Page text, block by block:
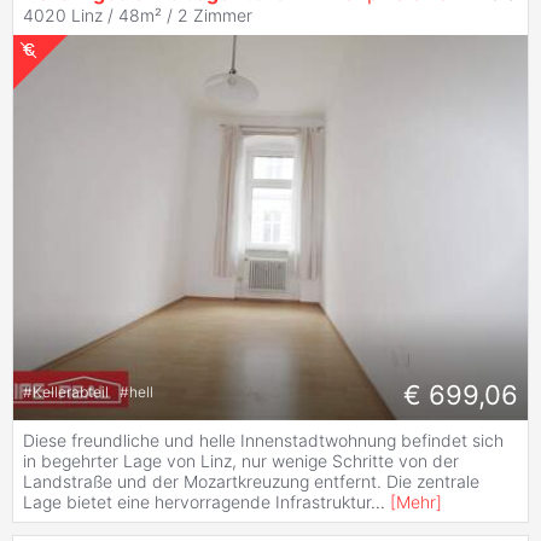
4020 Linz / 48m² / 2 Zimmer
#Kellerabteil #hell € 699,06
Diese freundliche und helle Innenstadtwohnung befindet sich
in begehrter Lage von Linz, nur wenige Schritte von der
Landstraße und der Mozartkreuzung entfernt. Die zentrale
Lage bietet eine hervorragende Infrastruktur... [Mehr]